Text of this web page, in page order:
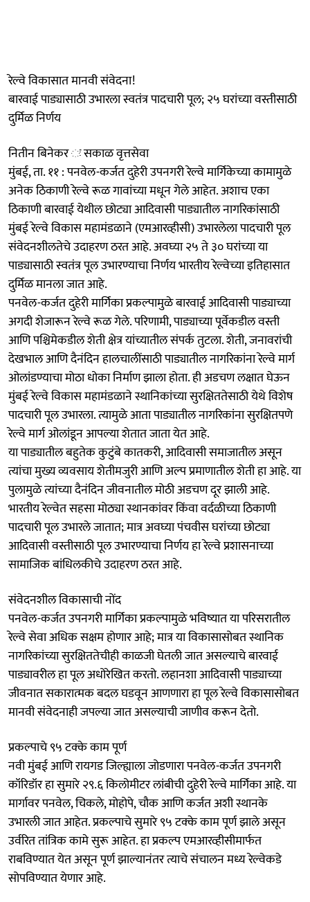
रेल्वे विकासात मानवी संवेदना!
बारवाई पाड्यासाठी उभारला स्वतंत्र पादचारी पूल; २५ घरांच्या वस्तीसाठी
दुर्मिळ निर्णय
नितीन बिनेकर ः सकाळ वृत्तसेवा
मुंबई, ता. ११ : पनवेल-कर्जत दुहेरी उपनगरी रेल्वे मार्गिकेच्या कामामुळे
अनेक ठिकाणी रेल्वे रूळ गावांच्या मधून गेले आहेत. अशाच एका
ठिकाणी बारवाई येथील छोट्या आदिवासी पाड्यातील नागरिकांसाठी
मुंबई रेल्वे विकास महामंडळाने (एमआरव्हीसी) उभारलेला पादचारी पूल
संवेदनशीलतेचे उदाहरण ठरत आहे. अवघ्या २५ ते ३० घरांच्या या
पाड्यासाठी स्वतंत्र पूल उभारण्याचा निर्णय भारतीय रेल्वेच्या इतिहासात
दुर्मिळ मानला जात आहे.
पनवेल-कर्जत दुहेरी मार्गिका प्रकल्पामुळे बारवाई आदिवासी पाड्याच्या
अगदी शेजारून रेल्वे रूळ गेले. परिणामी, पाड्याच्या पूर्वेकडील वस्ती
आणि पश्चिमेकडील शेती क्षेत्र यांच्यातील संपर्क तुटला. शेती, जनावरांची
देखभाल आणि दैनंदिन हालचालींसाठी पाड्यातील नागरिकांना रेल्वे मार्ग
ओलांडण्याचा मोठा धोका निर्माण झाला होता. ही अडचण लक्षात घेऊन
मुंबई रेल्वे विकास महामंडळाने स्थानिकांच्या सुरक्षिततेसाठी येथे विशेष
पादचारी पूल उभारला. त्यामुळे आता पाड्यातील नागरिकांना सुरक्षितपणे
रेल्वे मार्ग ओलांडून आपल्या शेतात जाता येत आहे.
या पाड्यातील बहुतेक कुटुंबे कातकरी, आदिवासी समाजातील असून
त्यांचा मुख्य व्यवसाय शेतीमजुरी आणि अल्प प्रमाणातील शेती हा आहे. या
पुलामुळे त्यांच्या दैनंदिन जीवनातील मोठी अडचण दूर झाली आहे.
भारतीय रेल्वेत सहसा मोठ्या स्थानकांवर किंवा वर्दळीच्या ठिकाणी
पादचारी पूल उभारले जातात; मात्र अवघ्या पंचवीस घरांच्या छोट्या
आदिवासी वस्तीसाठी पूल उभारण्याचा निर्णय हा रेल्वे प्रशासनाच्या
सामाजिक बांधिलकीचे उदाहरण ठरत आहे.
संवेदनशील विकासाची नोंद
पनवेल-कर्जत उपनगरी मार्गिका प्रकल्पामुळे भविष्यात या परिसरातील
रेल्वे सेवा अधिक सक्षम होणार आहे; मात्र या विकासासोबत स्थानिक
नागरिकांच्या सुरक्षिततेचीही काळजी घेतली जात असल्याचे बारवाई
पाड्यावरील हा पूल अधोरेखित करतो. लहानशा आदिवासी पाड्याच्या
जीवनात सकारात्मक बदल घडवून आणणारा हा पूल रेल्वे विकासासोबत
मानवी संवेदनाही जपल्या जात असल्याची जाणीव करून देतो.
प्रकल्पाचे ९५ टक्के काम पूर्ण
नवी मुंबई आणि रायगड जिल्ह्याला जोडणारा पनवेल-कर्जत उपनगरी
कॉरिडॉर हा सुमारे २९.६ किलोमीटर लांबीची दुहेरी रेल्वे मार्गिका आहे. या
मार्गावर पनवेल, चिकले, मोहोपे, चौक आणि कर्जत अशी स्थानके
उभारली जात आहेत. प्रकल्पाचे सुमारे ९५ टक्के काम पूर्ण झाले असून
उर्वरित तांत्रिक कामे सुरू आहेत. हा प्रकल्प एमआरव्हीसीमार्फत
राबविण्यात येत असून पूर्ण झाल्यानंतर त्याचे संचालन मध्य रेल्वेकडे
सोपविण्यात येणार आहे.